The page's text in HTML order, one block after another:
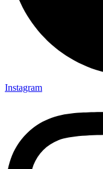
Instagram